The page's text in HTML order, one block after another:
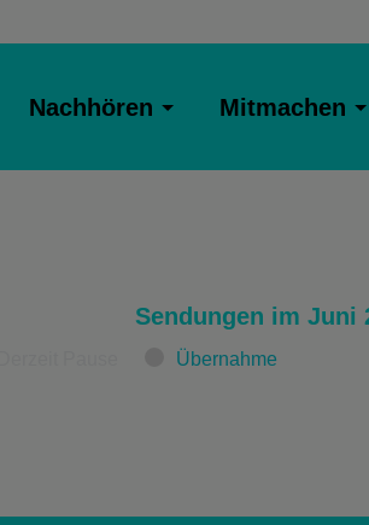
Nachhören Mitmachen
Sendungen im Juni
Übernahme